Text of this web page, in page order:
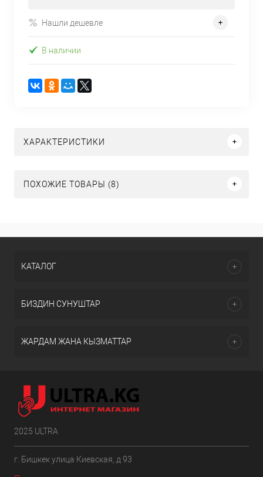
Нашли дешевле
В наличии
ХАРАКТЕРИСТИКИ
ПОХОЖИЕ ТОВАРЫ (8)
КАТАЛОГ
БИЗДИН СУНУШТАР
ЖАРДАМ ЖАНА КЫЗМАТТАР
2025 ULTRA
г. Бишкек улица Киевская, д 93